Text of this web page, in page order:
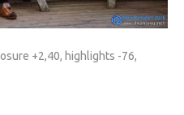
+2,40, highlights -76,